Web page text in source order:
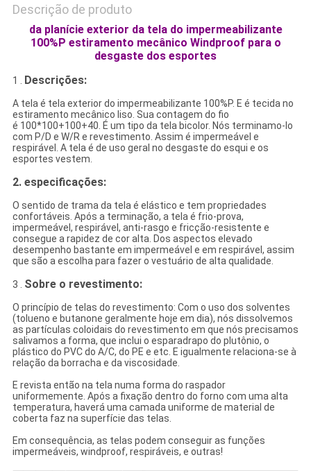
Descrição de produto
da planície exterior da tela do impermeabilizante
100%P estiramento mecânico Windproof para o
desgaste dos esportes
1 . Descrições:
A tela é tela exterior do impermeabilizante 100%P. E é tecida no
estiramento mecânico liso. Sua contagem do fio
é 100*100+100+40. É um tipo da tela bicolor. Nós terminamo-lo
com P/D e W/R e revestimento. Assim é impermeável e
respirável. A tela é de uso geral no desgaste do esqui e os
esportes vestem.
2. especificações:
O sentido de trama da tela é elástico e tem propriedades
confortáveis. Após a terminação, a tela é frio-prova,
impermeável, respirável, anti-rasgo e fricção-resistente e
consegue a rapidez de cor alta. Dos aspectos elevado
desempenho bastante em impermeável e em respirável, assim
que são a escolha para fazer o vestuário de alta qualidade.
3 . Sobre o revestimento:
O princípio de telas do revestimento: Com o uso dos solventes
(tolueno e butanone geralmente hoje em dia), nós dissolvemos
as partículas coloidais do revestimento em que nós precisamos
salivamos a forma, que inclui o esparadrapo do plutônio, o
plástico do PVC do A/C, do PE e etc. E igualmente relaciona-se à
relação da borracha e da viscosidade.
E revista então na tela numa forma do raspador
uniformemente. Após a fixação dentro do forno com uma alta
temperatura, haverá uma camada uniforme de material de
coberta faz na superfície das telas.
Em consequência, as telas podem conseguir as funções
impermeáveis, windproof, respiráveis, e outras!